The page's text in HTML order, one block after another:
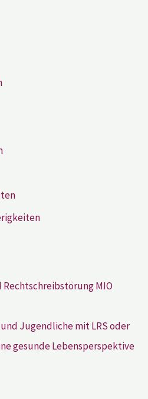
Jugendliche mit LRS oder
gesunde Lebensperspektive